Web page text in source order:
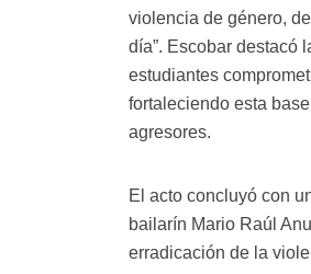
violencia de género,
día”. Escobar destacó
estudiantes
fortaleciendo esta
agresores.
El acto concluyó con
bailarín Mario Raúl
erradicación de la